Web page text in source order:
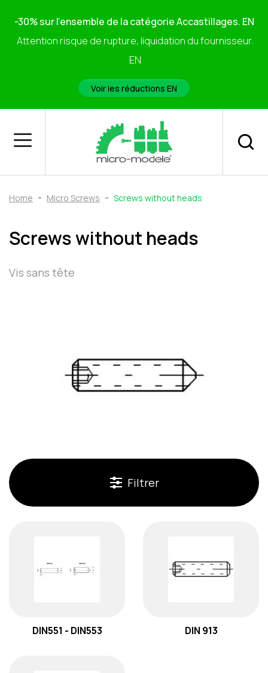
-30% sur l'ensemble de la catégorie Accastillages. EN
Attention risque de rupture, liquidation du fournisseur.
EN
Voir les réductions EN
Home Micro Screws Screws without heads
Screws without heads
Vis sans tête
Filtrer
DIN551 - DIN553 DIN 913